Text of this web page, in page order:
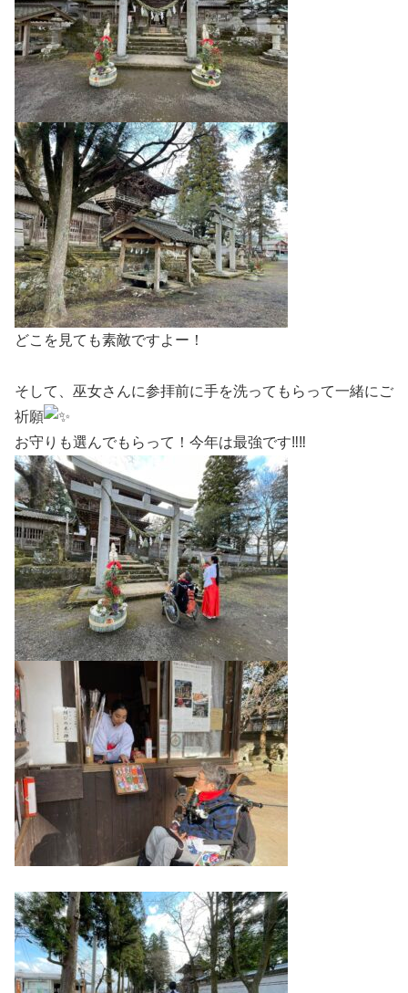
どこを見ても素敵ですよー！
そして、巫女さんに参拝前に手を洗ってもらって一緒にご
祈願
お守りも選んでもらって！今年は最強です‼︎‼︎